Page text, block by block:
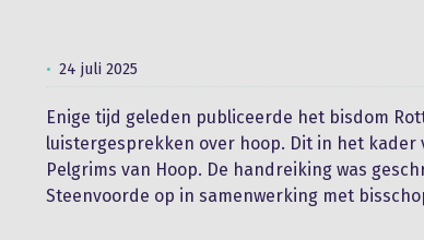
24 juli 2025
Enige tijd geleden publiceerde het bisdom
luistergesprekken over hoop. Dit in het kader
Pelgrims van Hoop. De handreiking was
Steenvoorde op in samenwerking met